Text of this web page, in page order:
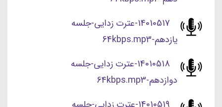
14010517-عترت زدایی-جلسه
یازدهم-64kbps.mp3
14010518-عترت زدایی-جلسه
دوازدهم-64kbps.mp3